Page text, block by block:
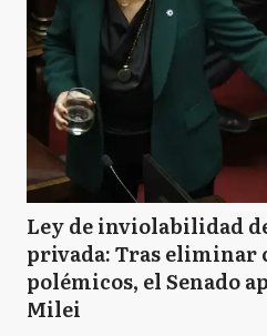
Ley de inviolabilidad
privada: Tras eliminar
polémicos, el Senado
Milei